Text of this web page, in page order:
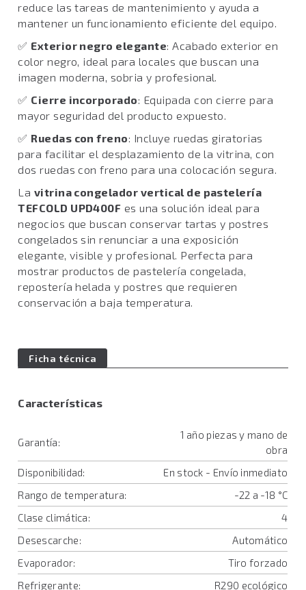
reduce las tareas de mantenimiento y ayuda a
mantener un funcionamiento eficiente del equipo.
✅ Exterior negro elegante: Acabado exterior en
color negro, ideal para locales que buscan una
imagen moderna, sobria y profesional.
✅ Cierre incorporado: Equipada con cierre para
mayor seguridad del producto expuesto.
✅ Ruedas con freno: Incluye ruedas giratorias
para facilitar el desplazamiento de la vitrina, con
dos ruedas con freno para una colocación segura.
La vitrina congelador vertical de pastelería
TEFCOLD UPD400F es una solución ideal para
negocios que buscan conservar tartas y postres
congelados sin renunciar a una exposición
elegante, visible y profesional. Perfecta para
mostrar productos de pastelería congelada,
repostería helada y postres que requieren
conservación a baja temperatura.
Ficha técnica
Características
Garantía:
1 año piezas y mano de
obra
Disponibilidad:
En stock - Envío inmediato
Rango de temperatura:
-22 a -18 °C
Clase climática:
4
Desescarche:
Automático
Evaporador:
Tiro forzado
Refrigerante:
R290 ecológico